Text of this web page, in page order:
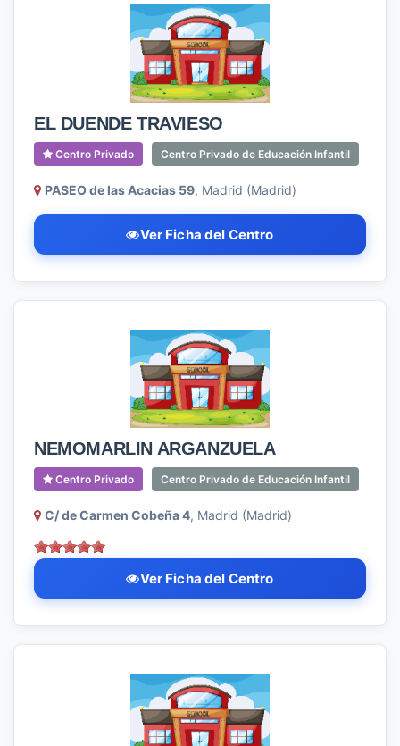
EL DUENDE TRAVIESO
Centro Privado Centro Privado de Educación Infantil
PASEO de las Acacias 59, Madrid (Madrid)
Ver Ficha del Centro
NEMOMARLIN ARGANZUELA
Centro Privado Centro Privado de Educación Infantil
C/ de Carmen Cobeña 4, Madrid (Madrid)
Ver Ficha del Centro